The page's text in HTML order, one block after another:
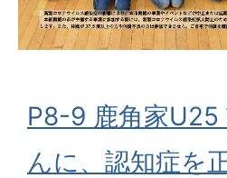
P8-9 鹿角家
んに、認知症を